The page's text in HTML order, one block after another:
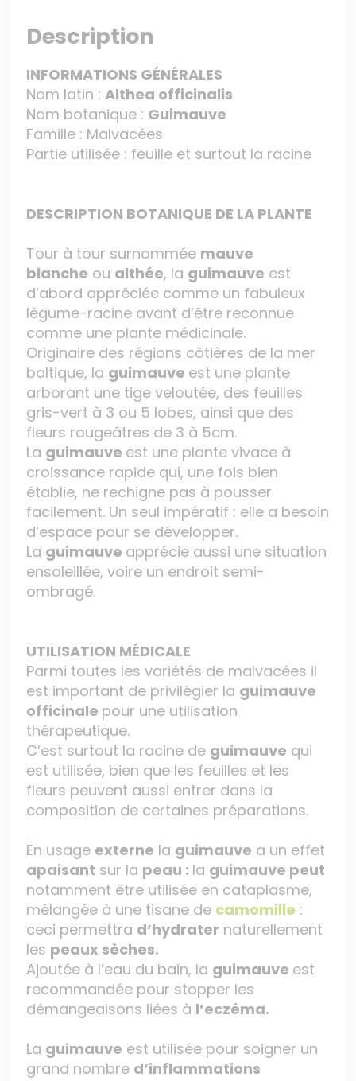
Description
INFORMATIONS GÉNÉRALES
Nom latin :Althea officinalis
Nom botanique : Guimauve
Famille : Malvacées
Partie utilisée : feuille et surtout la racine
DESCRIPTION BOTANIQUE DE LA PLANTE
Tour à tour surnommée mauve
blanche ou althée, la guimauve est
d’abord appréciée comme un fabuleux
légume-racine avant d’être reconnue
comme une plante médicinale.
Originaire des régions côtières de la mer
baltique, la guimauve est une plante
arborant une tige veloutée, des feuilles
gris-vert à 3 ou 5 lobes, ainsi que des
fleurs rougeâtres de 3 à 5cm.
La guimauve est une plante vivace à
croissance rapide qui, une fois bien
établie, ne rechigne pas à pousser
facilement. Un seul impératif : elle a besoin
d’espace pour se développer.
La guimauve apprécie aussi une situation
ensoleillée, voire un endroit semi-
ombragé.
UTILISATION MÉDICALE
Parmi toutes les variétés de malvacées il
est important de privilégier la guimauve
officinale pour une utilisation
thérapeutique.
C’est surtout la racine de guimauve qui
est utilisée, bien que les feuilles et les
fleurs peuvent aussi entrer dans la
composition de certaines préparations.
En usage externe la guimauve a un effet
apaisant sur la peau : la guimauve peut
notamment être utilisée en cataplasme,
mélangée à une tisane de camomille :
ceci permettra d’hydrater naturellement
les peaux sèches.
Ajoutée à l’eau du bain, la guimauve est
recommandée pour stopper les
démangeaisons liées à l’eczéma.
La guimauve est utilisée pour soigner un
grand nombre d’inflammations